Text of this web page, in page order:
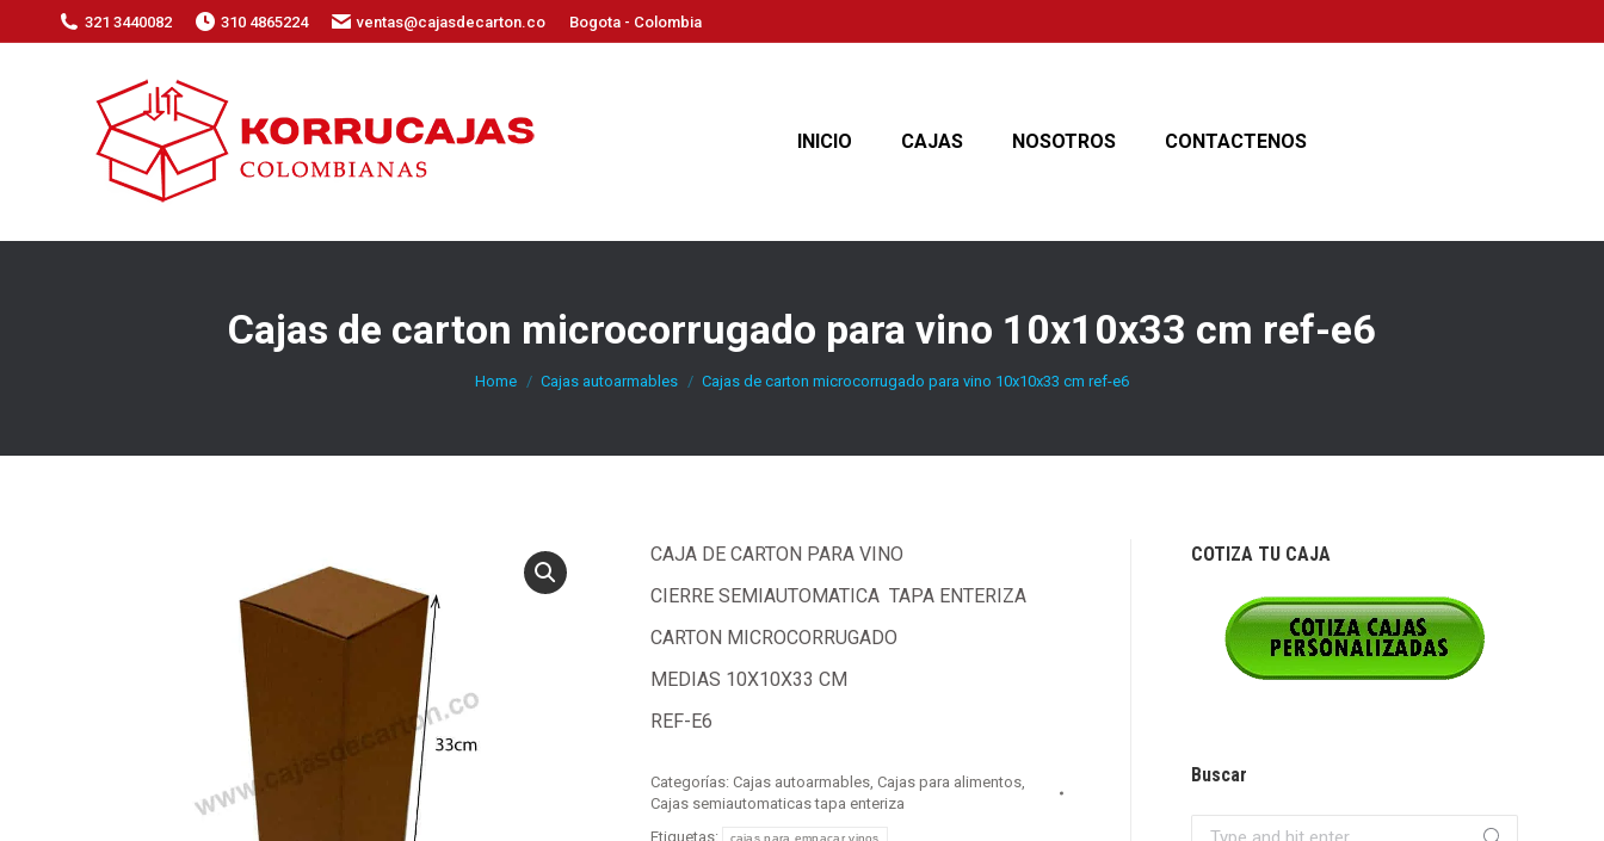
321 3440082 310 4865224 ventas@cajasdecarton.co Bogota - Colombia
INICIO CAJAS NOSOTROS CONTACTENOS
Cajas de carton microcorrugado para vino 10x10x33 cm ref-e6
Home Cajas autoarmables Cajas de carton microcorrugado para vino 10x10x33 cm ref-e6
CAJA DE CARTON PARA VINO
CIERRE SEMIAUTOMATICA TAPA ENTERIZA
CARTON MICROCORRUGADO
MEDIAS 10X10X33 CM
REF-E6
Categorías: Cajas autoarmables, Cajas para alimentos,
Cajas semiautomaticas tapa enteriza
Etiquetas:
cajas para empacar vinos
COTIZA TU CAJA
Buscar
Search: